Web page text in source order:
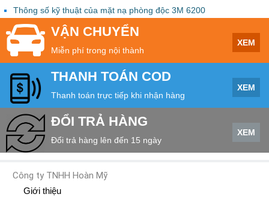
Thông số kỹ thuật của mặt nạ phòng độc 3M 6200
VẬN CHUYỂN
Miễn phí trong nội thành
XEM
THANH TOÁN COD
Thanh toán trực tiếp khi nhận hàng
XEM
ĐỔI TRẢ HÀNG
Đổi trả hàng lên đến 15 ngày
XEM
Công ty TNHH Hoàn Mỹ
Giới thiệu